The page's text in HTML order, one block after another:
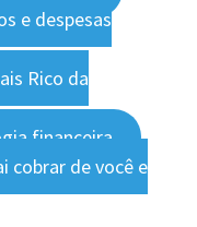
e despesas
Rico da
financeira
cobrar de você e